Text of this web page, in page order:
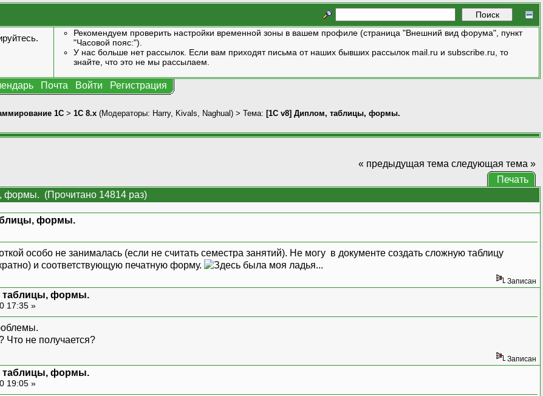
.
Рекомендуем проверить настройки временной зоны в вашем профиле (страница "Внешний вид форума", пункт
"Часовой пояс:").
У нас больше нет рассылок. Если вам приходят письма от наших бывших рассылок mail.ru и subscribe.ru, то
знайте, что это не мы рассылаем.
Почта Войти Регистрация
1С > 1С 8.x (Модераторы: Harry, Kivals Naghual) > Тема: [1C v8] Диплом, таблицы, формы.
« предыдущая тема следующая тема »
Печать
формы. (Прочитано 14814 раз)
формы.
особо не занималась (если не считать семестра занятий). Не могу в документе создать сложную таблицу
и соответствующую печатную форму.
Записан
таблицы, формы.
17:35 »
Что не получается?
Записан
таблицы, формы.
19:05 »